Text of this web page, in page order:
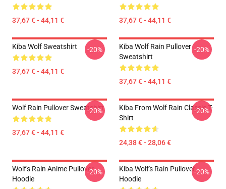
37,67 € - 44,11 € 37,67 € - 44,11 €
Kiba Wolf Sweatshirt
37,67 € - 44,11 €
-20%
Kiba Wolf Rain Pullover
Sweatshirt
37,67 € - 44,11 €
-20%
Wolf Rain Pullover Sweatshirt
37,67 € - 44,11 €
-20%
Kiba From Wolf Rain Classic T-
Shirt
24,38 € - 28,06 €
-20%
Wolf's Rain Anime Pullover
Hoodie
-20%
Kiba Wolf's Rain Pullover
Hoodie
-20%